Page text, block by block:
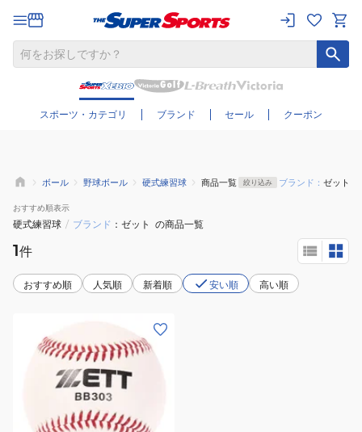
スポーツ・カテゴリ ブランド セール クーポン
さらに絞り込む
ボール 野球ボール 硬式練習球 商品一覧 絞り込み ブランド： ゼット
おすすめ順表示
硬式練習球 / ブランド ゼット の商品一覧
1件
おすすめ順 人気順 新着順 安い順 高い順